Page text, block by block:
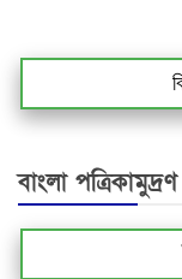
বাংলা পত্রিকামুদ্রণ